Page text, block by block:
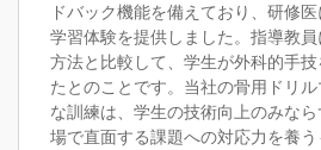
ドバック機能を備えており、研修
学習体験を提供しました。指導教
方法と比較して、学生が外科的手
たとのことです。当社の骨用ドリ
な訓練は、学生の技術向上のみな
場で直面する課題への対応力を養